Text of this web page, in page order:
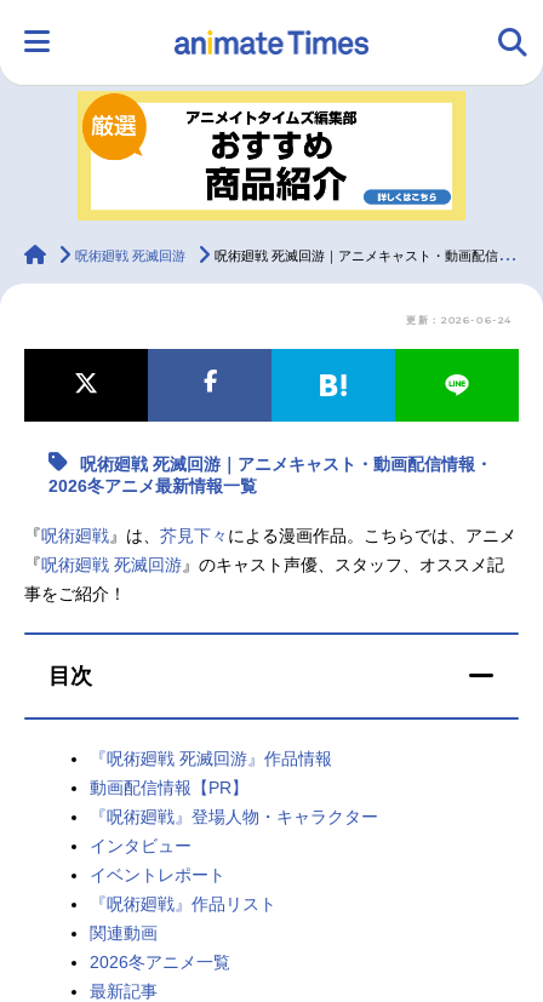
ランキング アニメ
ラジオ みんなの声
最新記事一覧
アニメ記事一覧 声優記事一覧
アニメ映画一覧
今期アニメ曜日別一覧
春アニメ
男性声優/女性声優一覧
animateTimes
呪術廻戦 死滅回游 呪術廻戦 死滅回游｜アニメキャスト・動画配信情報・2026冬アニメ最新情報一覧
更新：2026-06-24
呪術廻戦 死滅回游｜アニメキャスト・動画配信情報・
2026冬アニメ最新情報一覧
『呪術廻戦』は、 芥見下々 による漫画作品。こちらでは、アニメ
『呪術廻戦 死滅回游』のキャスト声優、スタッフ、オススメ記
事をご紹介！
目次
『呪術廻戦 死滅回游』作品情報
動画配信情報【PR】
『呪術廻戦』登場人物・キャラクター
インタビュー
イベントレポート
『呪術廻戦』作品リスト
関連動画
2026冬アニメ一覧
最新記事